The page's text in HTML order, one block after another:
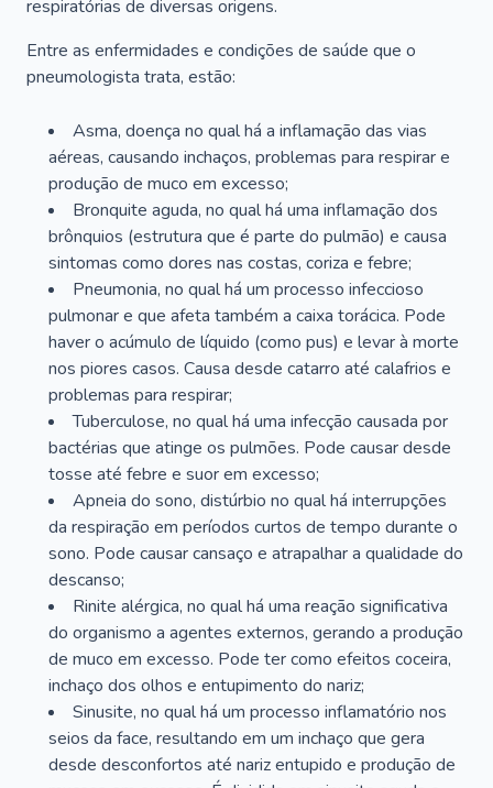
respiratórias de diversas origens.
Entre as enfermidades e condições de saúde que o
pneumologista trata, estão:
Asma, doença no qual há a inflamação das vias
aéreas, causando inchaços, problemas para respirar e
produção de muco em excesso;
Bronquite aguda, no qual há uma inflamação dos
brônquios (estrutura que é parte do pulmão) e causa
sintomas como dores nas costas, coriza e febre;
Pneumonia, no qual há um processo infeccioso
pulmonar e que afeta também a caixa torácica. Pode
haver o acúmulo de líquido (como pus) e levar à morte
nos piores casos. Causa desde catarro até calafrios e
problemas para respirar;
Tuberculose, no qual há uma infecção causada por
bactérias que atinge os pulmões. Pode causar desde
tosse até febre e suor em excesso;
Apneia do sono, distúrbio no qual há interrupções
da respiração em períodos curtos de tempo durante o
sono. Pode causar cansaço e atrapalhar a qualidade do
descanso;
Rinite alérgica, no qual há uma reação significativa
do organismo a agentes externos, gerando a produção
de muco em excesso. Pode ter como efeitos coceira,
inchaço dos olhos e entupimento do nariz;
Sinusite, no qual há um processo inflamatório nos
seios da face, resultando em um inchaço que gera
desde desconfortos até nariz entupido e produção de